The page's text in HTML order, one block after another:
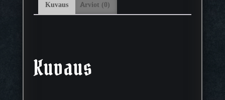
l
e
m
Kuvaus Arviot (0)
Kuvaus